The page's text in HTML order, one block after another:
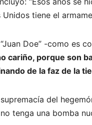
tiene el
Doe” -como es
cariño, porque son
de la faz de la
del
tenga una bomba